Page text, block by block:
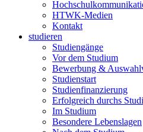
HTWK-Medien
Kontakt
studieren
Studiengänge
Vor dem Studium
Bewerbung &
Studienstart
Studienfinanzierung
Erfolgreich durchs
Im Studium
Besondere Lebenslagen